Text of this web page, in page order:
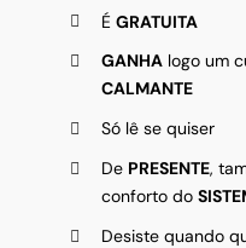
É GRATUITA
GANHAlogo um
CALMANTE
Só lê se quiser
De PRESENTE,
conforto do
Desiste quando